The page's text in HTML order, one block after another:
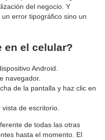
del negocio. Y
error tipográfico sino un
en el celular?
Android.
navegador.
de la pantalla y haz clic en
de escritorio.
de todas las otras
hasta el momento. El